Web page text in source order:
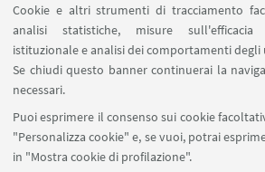
Cookie e altri strumenti di tracciamento
analisi statistiche, misure sull'efficacia
istituzionale e analisi dei comportamenti degli
Se chiudi questo banner continuerai la
necessari.
Puoi esprimere il consenso sui cookie
"Personalizza cookie" e, se vuoi, potrai
in "Mostra cookie di profilazione".
SEGUI IL
SEGUI UNIBO SU: